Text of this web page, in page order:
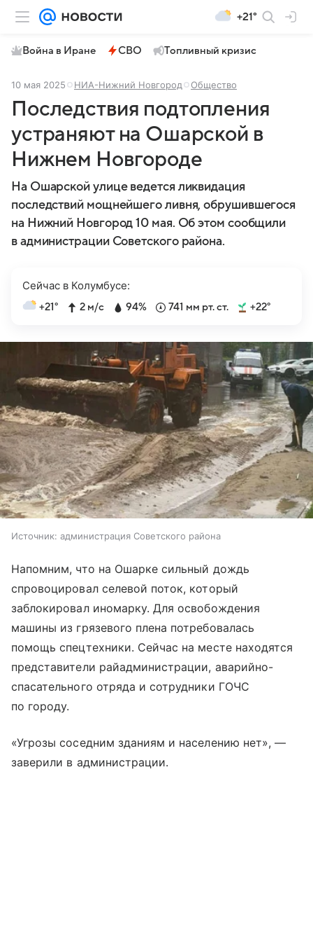
+21°
Война в Иране СВО Топливный кризис
10 мая 2025 НИА-Нижний Новгород Общество
Последствия подтопления
устраняют на Ошарской в
Нижнем Новгороде
На Ошарской улице ведется ликвидация
последствий мощнейшего ливня, обрушившегося
на Нижний Новгород 10 мая. Об этом сообщили
в администрации Советского района.
Сейчас в Колумбусе:
+21° 2 м/с 94% 741 мм рт. ст. +22°
Источник: администрация Советского района
Напомним, что на Ошарке сильный дождь
спровоцировал селевой поток, который
заблокировал иномарку. Для освобождения
машины из грязевого плена потребовалась
помощь спецтехники. Сейчас на месте находятся
представители райадминистрации, аварийно-
спасательного отряда и сотрудники ГОЧС
по городу.
«Угрозы соседним зданиям и населению нет», —
заверили в администрации.